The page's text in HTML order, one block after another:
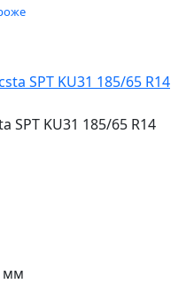
KU31 185/65 R14
мм